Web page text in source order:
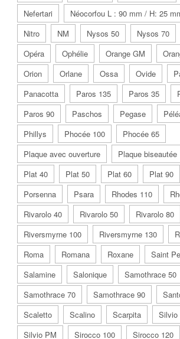
Nefertari
Néocorfou L : 90 mm / H: 25
Nitro
NM Nysos 50 Nysos 70
Opéra
Ophélie Orange GM
Orion
Orlane Ossa Ovide
Panacotta
Paros 135 Paros 35
Paros 90
Paschos Pegase
Phillys
Phocée 100
Phocée 65
Plaque avec ouverture
Plaque biseautée
Plat 40
Plat 50 Plat 60 Plat 90
Porsenna
Psara Rhodes 110
Rivarolo 40
Rivarolo 50
Rivarolo 80
Riversmyrne 100
Riversmyrne 130
Roma
Romana Roxane
Saint
Salamine
Salonique
Samothrace 50
Samothrace 70
Samothrace 90
Scaletto
Scalino Scarpita
Silvio
Silvio PM
Sirocco 100 Sirocco 120